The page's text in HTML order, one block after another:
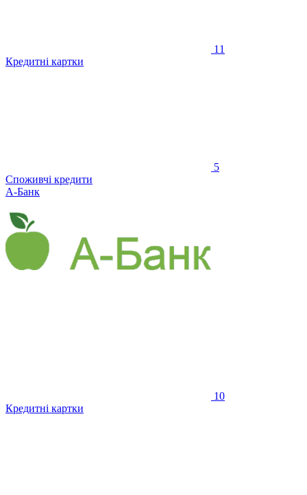
11
Кредитні картки
5
Споживчі кредити
А-Банк
10
Кредитні картки